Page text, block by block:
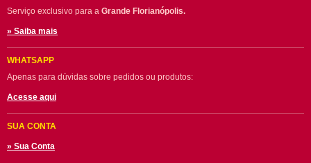
Serviço exclusivo para a Grande Florianópolis.
» Saiba mais
WHATSAPP
Apenas para dúvidas sobre pedidos ou produtos:
Acesse aqui
SUA CONTA
» Sua Conta